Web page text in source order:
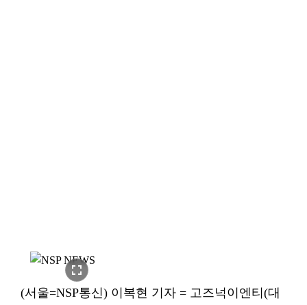
fullscreen
(서울=NSP통신) 이복현 기자 = 고즈넉이엔티(대